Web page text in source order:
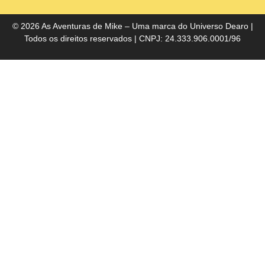
© 2026 As Aventuras de Mike – Uma marca do Universo Dearo|
Todos os direitos reservados | CNPJ: 24.333.906.0001/96